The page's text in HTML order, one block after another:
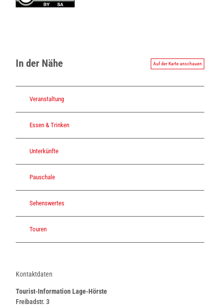
In der Nähe Auf der Karte anschauen
Veranstaltung
Essen & Trinken
Unterkünfte
Pauschale
Sehenswertes
Touren
Kontaktdaten
Tourist-Information Lage-Hörste
Freibadstr. 3